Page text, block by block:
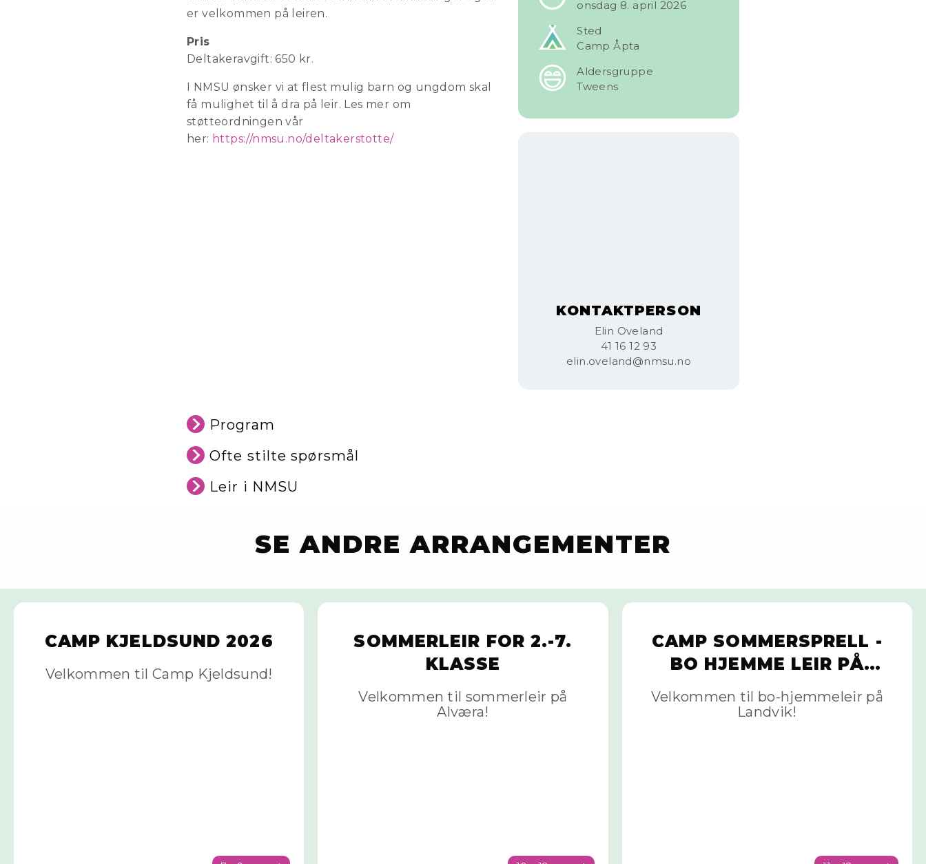
onsdag 8. april 2026
Sted
Camp Åpta
Aldersgruppe
Tweens
KONTAKTPERSON
Elin Oveland
41 16 12 93
elin.oveland@nmsu.no
er velkommen på leiren.
Pris
Deltakeravgift: 650 kr.
I NMSU ønsker vi at flest mulig barn og ungdom skal
få mulighet til å dra på leir. Les mer om
støtteordningen vår
her: https://nmsu.no/deltakerstotte/
Program
Ofte stilte spørsmål
Leir i NMSU
SE ANDRE ARRANGEMENTER
CAMP KJELDSUND 2026
Velkommen til Camp Kjeldsund!
SOMMERLEIR FOR 2.-7.
KLASSE
Velkommen til sommerleir på
Alværa!
CAMP SOMMERSPRELL -
BO HJEMME LEIR PÅ
LANDVIK, 11.-12. AUGUST
Velkommen til bo-hjemmeleir på
Landvik!